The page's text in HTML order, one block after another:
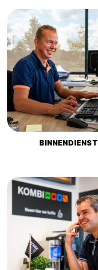
BINNENDIENST